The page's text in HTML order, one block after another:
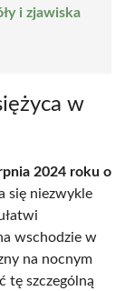
i zjawiska
w
2024 roku o
się niezwykle
wschodzie w
na nocnym
tę szczególną